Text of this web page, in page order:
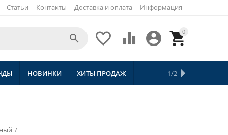
Статьи Контакты Доставка и оплата Информация
0


 

НОВИНКИ ХИТЫ ПРОДАЖ ТОВАРЫ С БЕСПЛАТНОЙ
1/2
/